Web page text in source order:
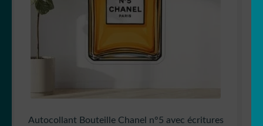
Autocollant Bouteille Chanel n°5 avec écritures